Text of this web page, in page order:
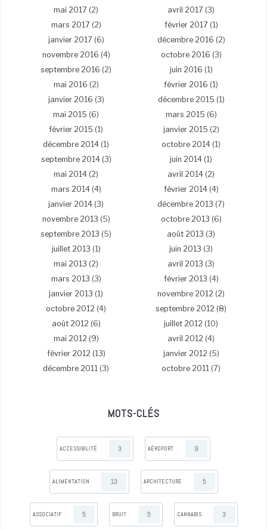
mai 2017 (2) avril 2017 (3)
mars 2017 (2) février 2017 (1)
janvier 2017 (6) décembre 2016 (2)
novembre 2016 (4) octobre 2016 (3)
septembre 2016 (2) juin 2016 (1)
mai 2016 (2) février 2016 (1)
janvier 2016 (3) décembre 2015 (1)
mai 2015 (6) mars 2015 (6)
février 2015 (1) janvier 2015 (2)
décembre 2014 (1) octobre 2014 (1)
septembre 2014(3) juin 2014 (1)
mai 2014 (2) avril 2014 (2)
mars 2014(4) février 2014(4)
janvier 2014 (3) décembre 2013 (7)
novembre 2013 (5) octobre 2013 (6)
septembre 2013 (5) août 2013 (3)
juillet 2013 (1) juin 2013 (3)
mai 2013 (2) avril 2013 (3)
mars 2013 (3) février 2013 (4)
janvier 2013 (1) novembre 2012 (2)
octobre 2012 (4) septembre 2012 (8)
août 2012 (6) juillet 2012 (10)
mai 2012 (9) avril 2012 (4)
février 2012 (13) janvier 2012 (5)
décembre 2011 (3) octobre 2011 (7)
MOTS-CLÉS
ACCESSIBILITÉ 3 AÉROPORT 9
ALIMENTATION 13 ARCHITECTURE 5
ASSOCIATIF 5 BRUIT 5 CANNABIS 3